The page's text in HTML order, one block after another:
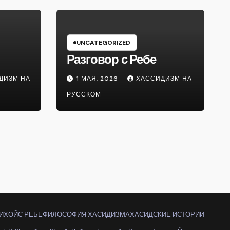
НА
UNCATEGORIZED
Разговор с Ребе
1 МАЯ, 2026
ХАССИДИЗМ НА
РУССКОМ
РЕБЕФИЛОСОФИЯ ХАСИДИЗМАХАСИДСКИЕ ИСТОРИИ